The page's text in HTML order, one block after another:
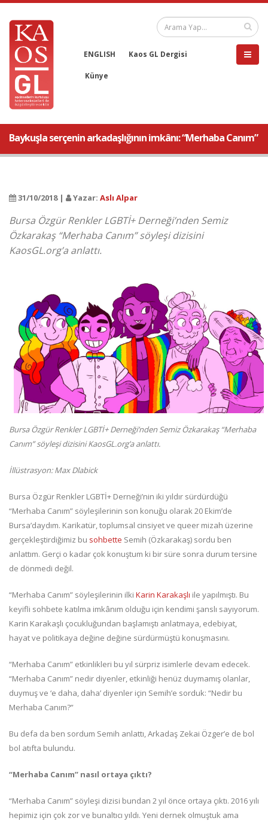
ENGLISH Kaos GL Dergisi
Künye
Baykuşla serçenin arkadaşlığının imkânı: “Merhaba Canım”
31/10/2018 | Yazar: Aslı Alpar
Bursa Özgür Renkler LGBTİ+ Derneği’nden Semiz
Özkarakaş “Merhaba Canım” söyleşi dizisini
KaosGL.org’a anlattı.
Bursa Özgür Renkler LGBTİ+ Derneği’nden Semiz Özkarakaş “Merhaba
Canım” söyleşi dizisini KaosGL.org’a anlattı.
İllüstrasyon: Max Dlabick
Bursa Özgür Renkler LGBTİ+ Derneği’nin iki yıldır sürdürdüğü
“Merhaba Canım” söyleşilerinin son konuğu olarak 20 Ekim’de
Bursa’daydım. Karikatür, toplumsal cinsiyet ve queer mizah üzerine
gerçekleştirdiğimiz bu sohbette Semih (Özkarakaş) sordu ben
anlattım. Gerçi o kadar çok konuştum ki bir süre sonra durum tersine
de dönmedi değil.
“Merhaba Canım” söyleşilerinin ilki Karin Karakaşlı ile yapılmıştı. Bu
keyifli sohbete katılma imkânım olduğu için kendimi şanslı sayıyorum.
Karin Karakaşlı çocukluğundan başlamıştı anlatmaya, edebiyat,
hayat ve politikaya değine değine sürdürmüştü konuşmasını.
“Merhaba Canım” etkinlikleri bu yıl sürpriz isimlerle devam edecek.
“Merhaba Canım” nedir diyenler, etkinliği henüz duymamış olanlar,
duymuş ve ‘e daha, daha’ diyenler için Semih’e sorduk: “Nedir bu
Merhaba Canım?”
Bu defa da ben sordum Semih anlattı, Arkadaş Zekai Özger’e de bol
bol atıfta bulundu.
“Merhaba Canım” nasıl ortaya çıktı?
“Merhaba Canım” söyleşi dizisi bundan 2 yıl önce ortaya çıktı. 2016 yılı
hepimiz için çok zor ve bunaltıcı yıldı. Yeni dernek olmuştuk ama